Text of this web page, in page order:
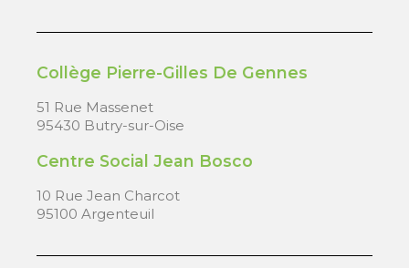
Collège Pierre-Gilles De Gennes
51 Rue Massenet
95430 Butry-sur-Oise
Centre Social Jean Bosco
10 Rue Jean Charcot
95100 Argenteuil